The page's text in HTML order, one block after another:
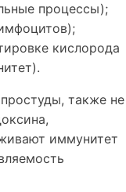
процессы);
кислорода
также не
иммунитет